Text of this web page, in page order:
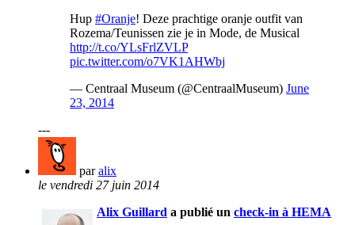
Hup #Oranje! Deze prachtige oranje outfit van
Rozema/Teunissen zie je in Mode, de Musical
http://t.co/YLsFrlZVLP
pic.twitter.com/o7VK1AHWbj
— Centraal Museum (@CentraalMuseum) June
23, 2014
---
paralix
le vendredi 27 juin 2014
Alix Guillard a publié un check-in à HEMA